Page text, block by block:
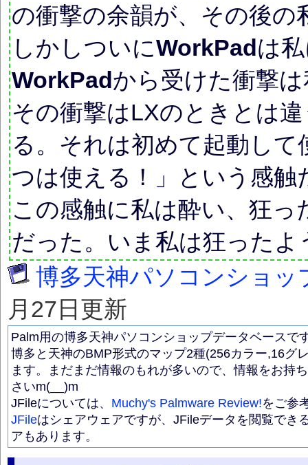
の衝撃の余韻が、その後
しかしついにWorkPadは
WorkPadから受けた衝撃
その衝撃はLXのときとは
る。それは初めて起動し
つは使える！」という感
この感触に私は酔い、狂
だった。いま私は狂ったよ
博多天神パソコンショッ
月27日更新
Palm用の博多天神パソコンショップデータベースで
博多と天神のBMP形式のマップ2種(256カラー,16グ
ます。まだまだ情報のもれが多いので、情報をお持
さいm(__)m
JFileについては、 Muchy's Palmware Review!をご参
JFileはシェアウェアですが、JFileデータを閲覧でき
アもあります。